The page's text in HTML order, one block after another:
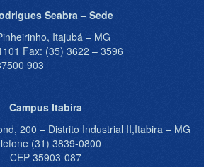
Seabra – Sede
Itajubá – MG
Fax: (35) 3622 – 3596
903
Campus Itabira
200 – Distrito Industrial II,Itabira – MG
(31) 3839-0800
CEP 35903-087